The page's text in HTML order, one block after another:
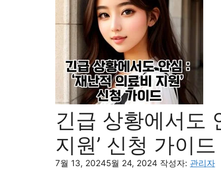
긴급 상황에서도
지원’ 신청 가이드
7월 13, 20245월 24, 2024 작성자: 관리자